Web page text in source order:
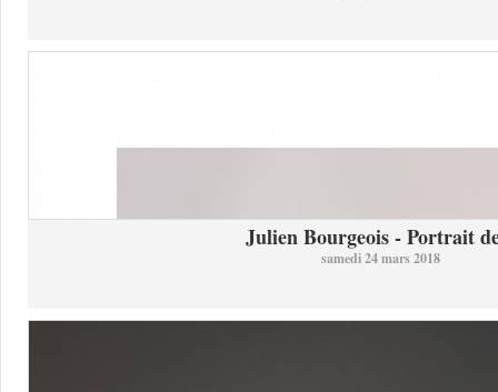
Julien Bourgeois - Portrait
samedi 24 mars 2018